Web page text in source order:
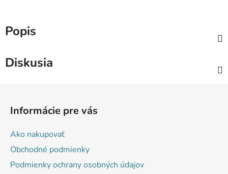
Popis
Diskusia
Informácie pre vás
Ako nakupovať
Obchodné podmienky
Podmienky ochrany osobných údajov